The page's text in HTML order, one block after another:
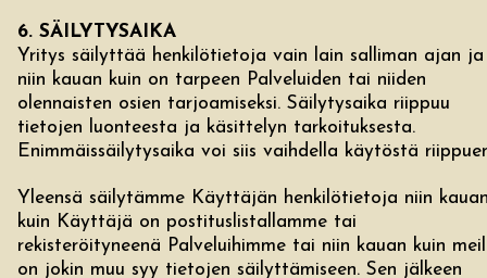
6. SÄILYTYSAIKA
Yritys säilyttää henkilötietoja vain lain salliman ajan ja
niin kauan kuin on tarpeen Palveluiden tai niiden
olennaisten osien tarjoamiseksi. Säilytysaika riippuu
tietojen luonteesta ja käsittelyn tarkoituksesta.
Enimmäissäilytysaika voi siis vaihdella käytöstä
Yleensä säilytämme Käyttäjän henkilötietoja niin
kuin Käyttäjä on postituslistallamme tai
rekisteröityneenä Palveluihimme tai niin kauan kuin
on jokin muu syy tietojen säilyttämiseen. Sen jälkeen